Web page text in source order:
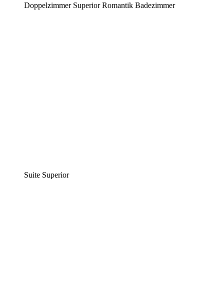
Doppelzimmer Superior Romantik Badezimmer
Suite Superior